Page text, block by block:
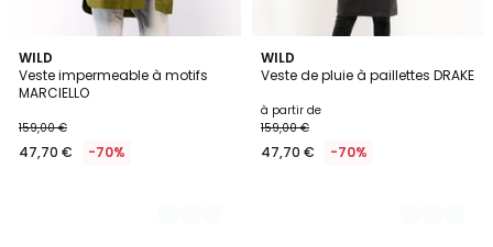
WILD
Veste impermeable à motifs
MARCIELLO
159,00 €
47,70 € -70%
2
Couleurs
WILD
Veste de pluie à paillettes DRAKE
à partir de
159,00 €
47,70 € -70%
5
Couleurs